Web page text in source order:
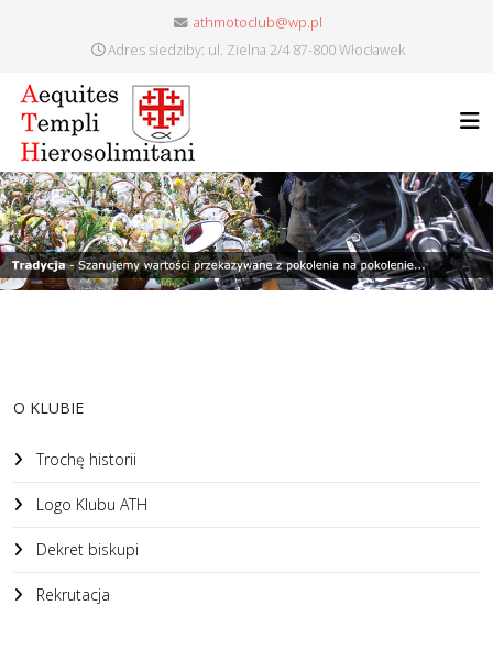
athmotoclub@wp.pl
Adres siedziby: ul. Zielna 2/4 87-800 Włocławek
O KLUBIE
Trochę historii
Logo Klubu ATH
Dekret biskupi
Rekrutacja